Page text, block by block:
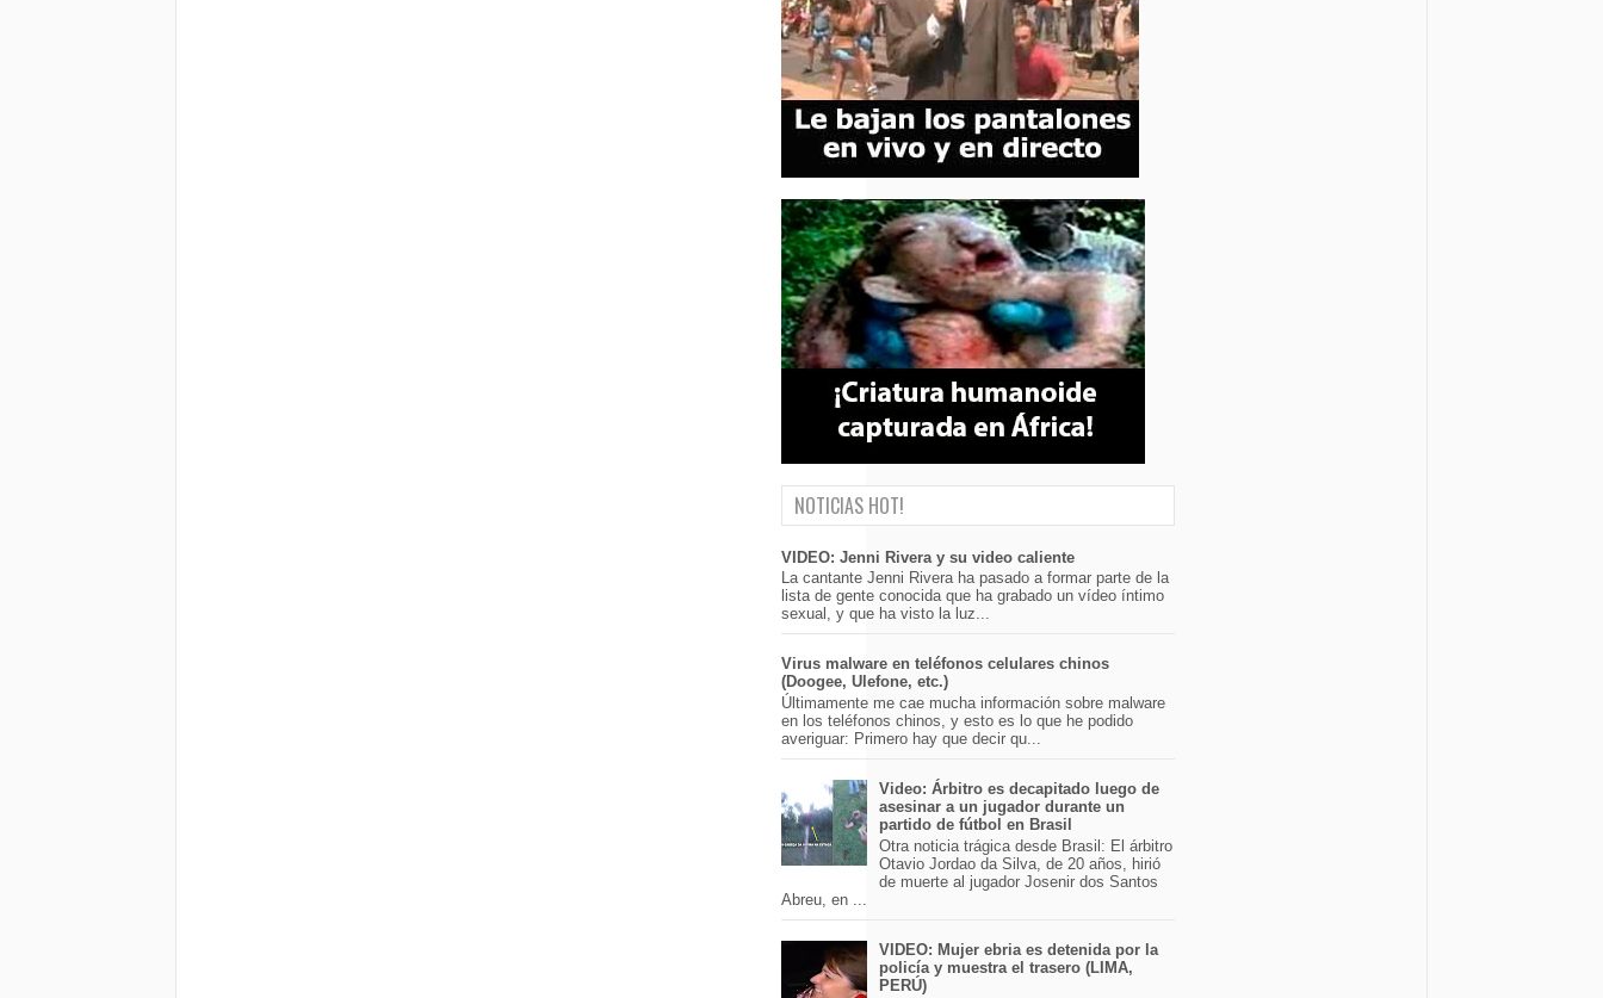
NOTICIAS HOT!
VIDEO: Jenni Rivera y su video caliente
La cantante Jenni Rivera ha pasado a formar parte de la
lista de gente conocida que ha grabado un vídeo íntimo
sexual, y que ha visto la luz...
Virus malware en teléfonos celulares chinos
(Doogee, Ulefone, etc.)
Últimamente me cae mucha información sobre malware
en los teléfonos chinos, y esto es lo que he podido
averiguar: Primero hay que decir qu...
Video: Árbitro es decapitado luego de
asesinar a un jugador durante un
partido de fútbol en Brasil
Otra noticia trágica desde Brasil: El árbitro
Otavio Jordao da Silva, de 20 años, hirió
de muerte al jugador Josenir dos Santos
Abreu, en ...
VIDEO: Mujer ebria es detenida por la
policía y muestra el trasero (LIMA,
PERÚ)